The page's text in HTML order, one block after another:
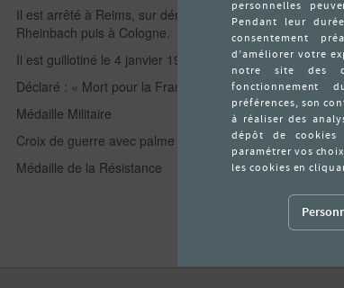
Il est arrêté à Reims, sur dénonciation, le 14 aout
Rheinbach puis à Cologne.
Il est guillotiné le 4 janvier 1943 dans une cour de la
Déclaré : « Mort pour la France »
Médaille Militaire
Croix de guerre avec palme
Médaille de la Résistance